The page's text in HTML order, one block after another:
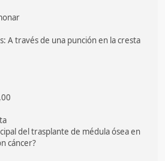
A través de una punción en la cresta
del trasplante de médula ósea en
cáncer?